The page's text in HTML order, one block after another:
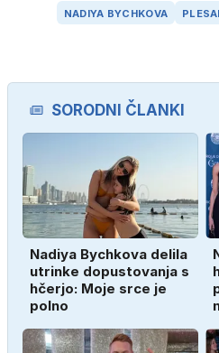
NADIYA BYCHKOVA
SORODNI ČLANKI
Nadiya Bychkova delila
utrinke dopustovanja s
hčerjo: Moje srce je
polno